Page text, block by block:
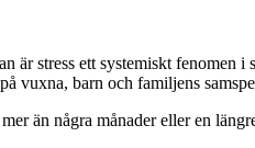
är stress ett systemiskt fenomen i
vuxna, barn och familjens
än några månader eller en